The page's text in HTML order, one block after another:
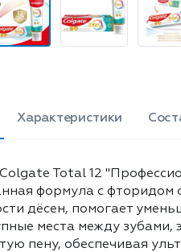
Характеристики
Total 12
формула с фторидом
дёсен, помогает
места между зубами,
пену, обеспечивая